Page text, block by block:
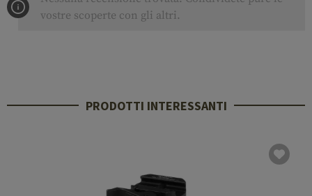
vostre scoperte con gli altri.
PRODOTTI INTERESSANTI